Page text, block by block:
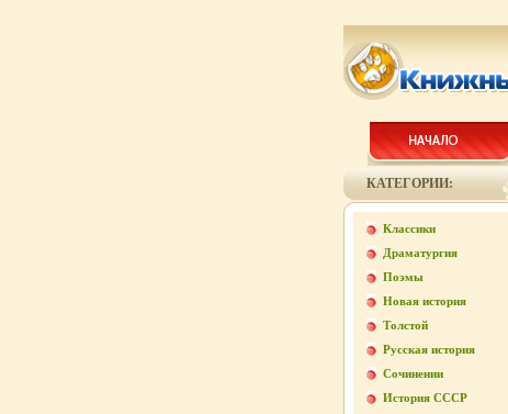
КАТЕГОРИИ:
Классики
Драматургия
Поэмы
Новая история
Толстой
Русская история
Сочинении
История СССР